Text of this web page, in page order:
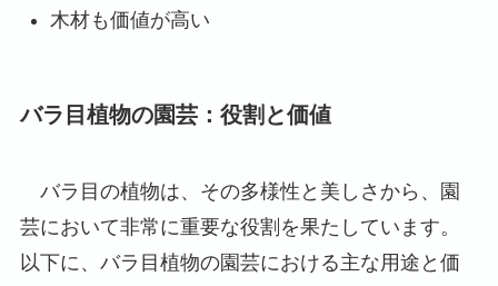
木材も価値が高い
バラ目植物の園芸：役割と価値
バラ目の植物は、その多様性と美しさから、園
芸において非常に重要な役割を果たしています。
以下に、バラ目植物の園芸における主な用途と価